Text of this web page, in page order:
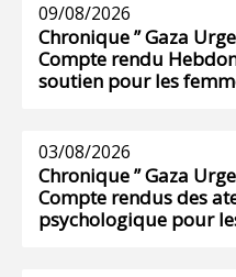
09/08/2026
Chronique ” Gaza
Compte rendu
soutien pour les
03/08/2026
Chronique ” Gaza
Compte rendus des
psychologique pour